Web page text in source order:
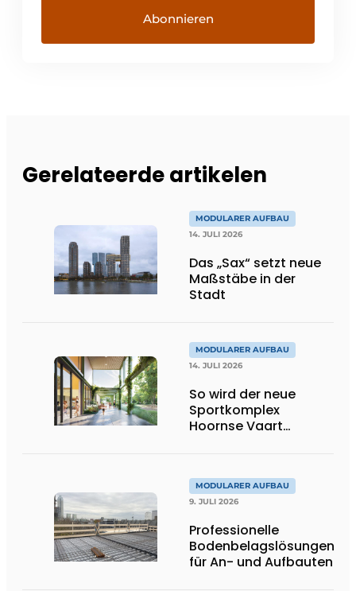
Gerelateerde artikelen
MODULARER AUFBAU
14. JULI 2026
Das „Sax“ setzt neue
Maßstäbe in der
Stadt
MODULARER AUFBAU
14. JULI 2026
So wird der neue
Sportkomplex
Hoornse Vaart
MODULARER AUFBAU
9. JULI 2026
Professionelle
Bodenbelagslösungen
für An- und Aufbauten